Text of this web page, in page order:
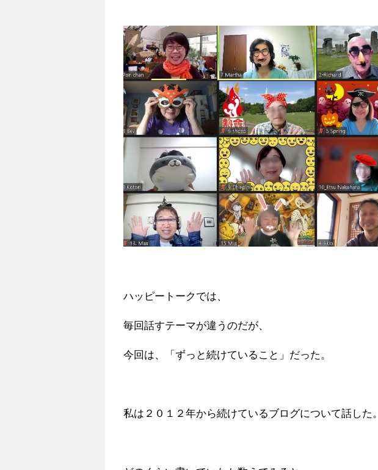
ハッピートークでは、
毎回話すテーマが違うのだが、
今回は、「ずっと続けていること」だった。
私は２０１２年から続けているブログについて話した。